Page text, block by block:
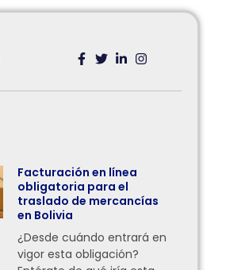
Facturación en línea
obligatoria para el
traslado de mercancías
en Bolivia
¿Desde cuándo entrará en
vigor esta obligación?